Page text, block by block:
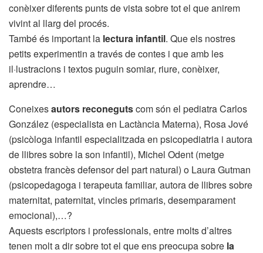
conèixer diferents punts de vista sobre tot el que anirem
vivint al llarg del procés.
També és important la lectura infantil. Que els nostres
petits experimentin a través de contes i que amb les
il·lustracions i textos puguin somiar, riure, conèixer,
aprendre…
Coneixesautors reconegutscom són el pediatra Carlos
González (especialista en Lactància Materna), Rosa Jové
(psicòloga infantil especialitzada en psicopediatria i autora
de llibres sobre la son infantil), Michel Odent (metge
obstetra francès defensor del part natural) o Laura Gutman
(psicopedagoga i terapeuta familiar, autora de llibres sobre
maternitat, paternitat, vincles primaris, desemparament
emocional),…?
Aquests escriptors i professionals, entre molts d’altres
tenen molt a dir sobre tot el que ens preocupa sobre la